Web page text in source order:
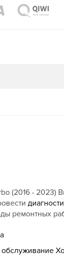
(2016 - 2023)
ремонтных
обслуживание